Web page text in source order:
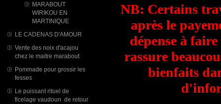
MARABOUT
WIRIKOU ​EN
MARTINIQUE
LE CADENAS D'AMOUR
Vente des noix d'acajou
chez le maitre marabout
Pommade pour grossir les
fesses
Le puissant rituel de
ficelage vaudoun de retour
NB: Certains
après le
dépense à
rassure
bienfaits